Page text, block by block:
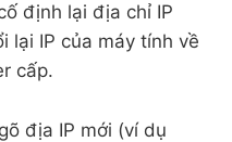
định lại địa chỉ IP
lại IP của máy tính về
cấp.
địa IP mới (ví dụ